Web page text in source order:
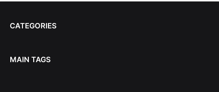
CATEGORIES
MAIN TAGS